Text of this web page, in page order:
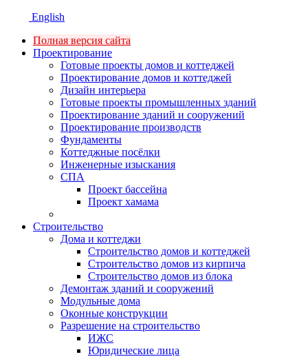
English
Полная версия сайта
Проектирование
Готовые проекты домов и коттеджей
Проектирование домов и коттеджей
Дизайн интерьера
Готовые проекты промышленных зданий
Проектирование зданий и сооружений
Проектирование производств
Фундаменты
Коттеджные посёлки
Инженерные изыскания
СПА
Проект бассейна
Проект хамама
Строительство
Дома и коттеджи
Строительство домов и коттеджей
Строительство домов из кирпича
Строительство домов из блока
Демонтаж зданий и сооружений
Модульные дома
Оконные конструкции
Разрешение на строительство
ИЖС
Юридические лица